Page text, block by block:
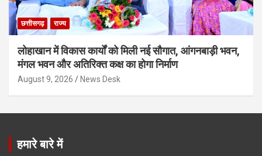
छत्तीसगढ़ राज्य
लोहाखान में विकास कार्यों को मिली नई सौगात, आंगनबाड़ी भवन,
मंगल भवन और अतिरिक्त कक्ष का होगा निर्माण
August 9, 2026 News Desk
हमारे बारे में